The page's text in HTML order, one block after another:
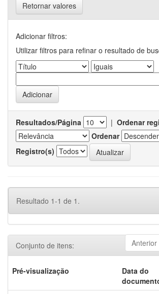
Retornar valores
Adicionar filtros:
Utilizar filtros para refinar o resultado de
Resultados/Página | Ordenar
Ordenar
Registro(s)
Resultado 1-1 de 1.
Anterior
Conjunto de itens:
Pré-visualização
Data do